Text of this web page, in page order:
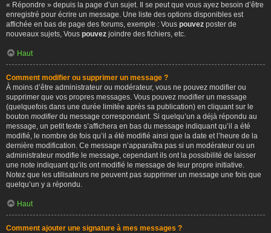
« Répondre » depuis la page d’un sujet. Il se peut que vous ayez besoin d’être
enregistré pour écrire un message. Une liste des options disponibles est
affichée en bas de page des forums, exemple : Vous pouvez poster de
nouveaux sujets, Vous pouvez joindre des fichiers, etc.
Haut
Comment modifier ou supprimer un message ?
À moins d’être administrateur ou modérateur, vous ne pouvez modifier ou
supprimer que vos propres messages. Vous pouvez modifier un message
(quelquefois dans une durée limitée après sa publication) en cliquant sur le
bouton modifierdu message correspondant. Si quelqu’un a déjà répondu au
message, un petit texte s’affichera en bas du message indiquant qu’il a été
modifié, le nombre de fois qu’il a été modifié ainsi que la date et l’heure de la
dernière modification. Ce message n’apparaîtra pas si un modérateur ou un
administrateur modifie le message, cependant ils ont la possibilité de laisser
une note indiquant qu’ils ont modifié le message de leur propre initiative.
Notez que les utilisateurs ne peuvent pas supprimer un message une fois que
quelqu’un y a répondu.
Haut
Comment ajouter une signature à mes messages ?